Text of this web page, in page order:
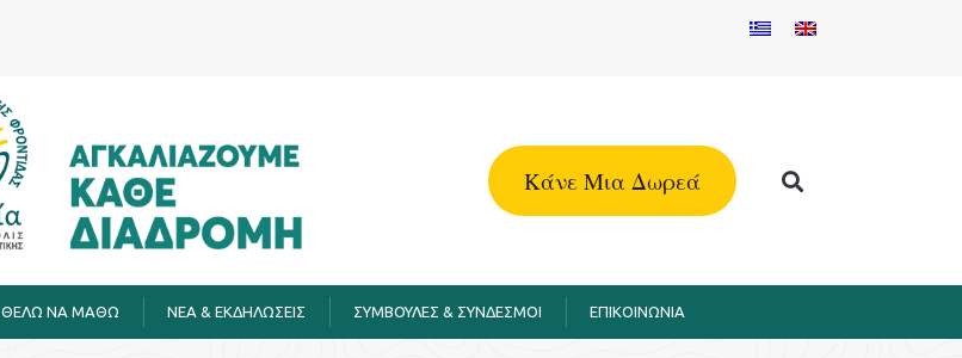
Kάνε Μια Δωρεά
ΘΕΛΩ ΝΑ ΜΑΘΩ ΝΕΑ & ΕΚΔΗΛΩΣΕΙΣ ΣΥΜΒΟΥΛΕΣ & ΣΥΝΔΕΣΜΟΙ EΠΙΚΟΙΝΩΝΙΑ